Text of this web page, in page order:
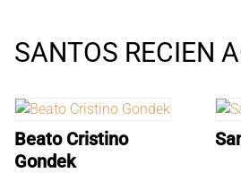
SANTOS RECIEN
Beato Cristino
Gondek